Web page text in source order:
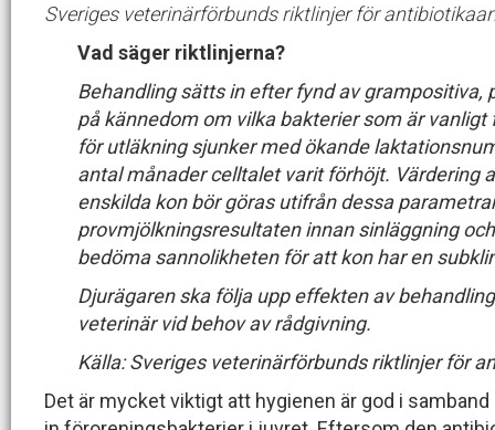
Sveriges veterinärförbunds riktlinjer för
Vad säger riktlinjerna?
Behandling sätts in efter fynd av grampositiva,
på kännedom om vilka bakterier som är
för utläkning sjunker med ökande
antal månader celltalet varit förhöjt. Värdering
enskilda kon bör göras utifrån dessa
provmjölkningsresultaten innan sinläggning
bedöma sannolikheten för att kon har en
Djurägaren ska följa upp effekten av
veterinär vid behov av rådgivning.
Källa: Sveriges veterinärförbunds riktlinjer för
Det är mycket viktigt att hygienen är god i